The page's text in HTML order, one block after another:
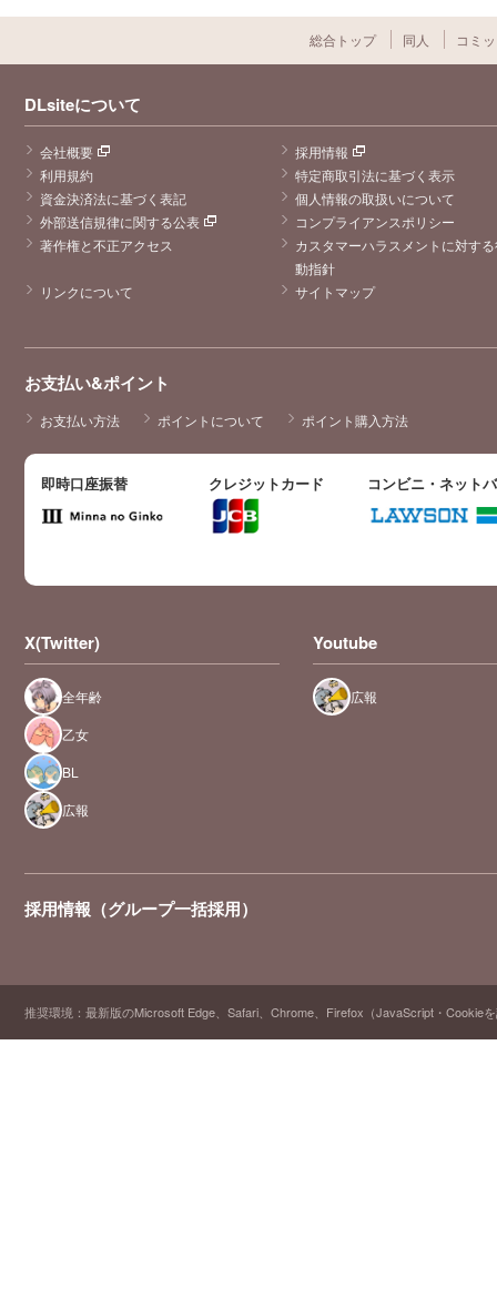
総合トップ 同人 コミ
DLsiteについて
会社概要
採用情報
利用規約
特定商取引法に基づく表示
資金決済法に基づく表記
個人情報の取扱いについて
外部送信規律に関する公表
コンプライアンスポリシー
著作権と不正アクセス
カスタマーハラスメントに対す
動指針
リンクについて
サイトマップ
お支払い&ポイント
お支払い方法 ポイントについて ポイント購入方法
即時口座振替 クレジットカード コンビニ・ネット
X(Twitter)
全年齢
乙女
BL
広報
Youtube
広報
採用情報（グループ一括採用）
推奨環境：最新版のMicrosoft Edge、Safari、Chrome、Firefox（JavaScript・Cookie